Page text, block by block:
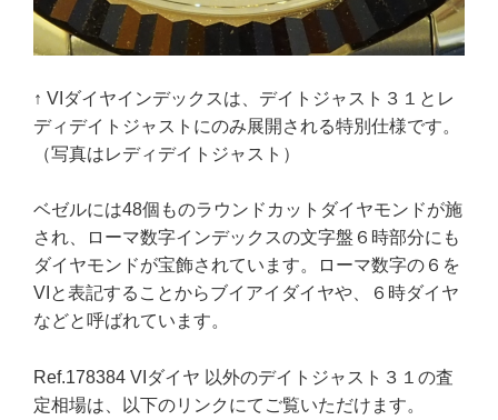
↑ VIダイヤインデックスは、デイトジャスト３１とレ
ディデイトジャストにのみ展開される特別仕様です。
（写真はレディデイトジャスト）
ベゼルには48個ものラウンドカットダイヤモンドが施
され、ローマ数字インデックスの文字盤６時部分にも
ダイヤモンドが宝飾されています。ローマ数字の６を
VIと表記することからブイアイダイヤや、６時ダイヤ
などと呼ばれています。
Ref.178384 VIダイヤ 以外のデイトジャスト３１の査
定相場は、以下のリンクにてご覧いただけます。